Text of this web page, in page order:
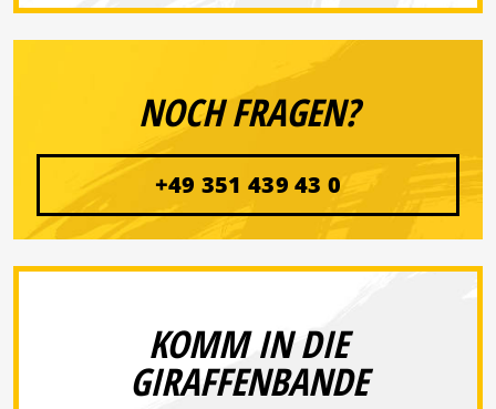
NOCH FRAGEN?
+49 351 439 43 0
KOMM IN DIE
GIRAFFENBANDE